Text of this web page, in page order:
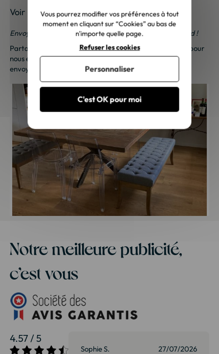
Voir les photos de nos clients
Envoyez-nous vos photos ; une petite surprise vous attend !
Partagez vos photos et recevez une surprise !
pour
nous envoyer vos photos. Une petite attention vous sera
envoyée sous 48h à 72h ouvrées. Merci de votre fidélité !
Notre meilleure publicité,
c’est vous
4.57 / 5
27/07/2026 Sophie S. 27/07/2026
Vous pourrez modifier vos préférences à tout
moment en cliquant sur “Cookies” au bas de
n'importe quelle page.
C'est OK pour moi
Refuser les cookies
Personnaliser